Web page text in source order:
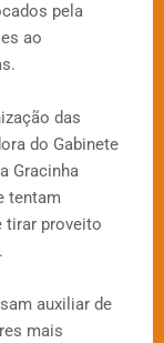
pela
ao
das
do Gabinete
Gracinha
tentam
tirar proveito
auxiliar de
mais